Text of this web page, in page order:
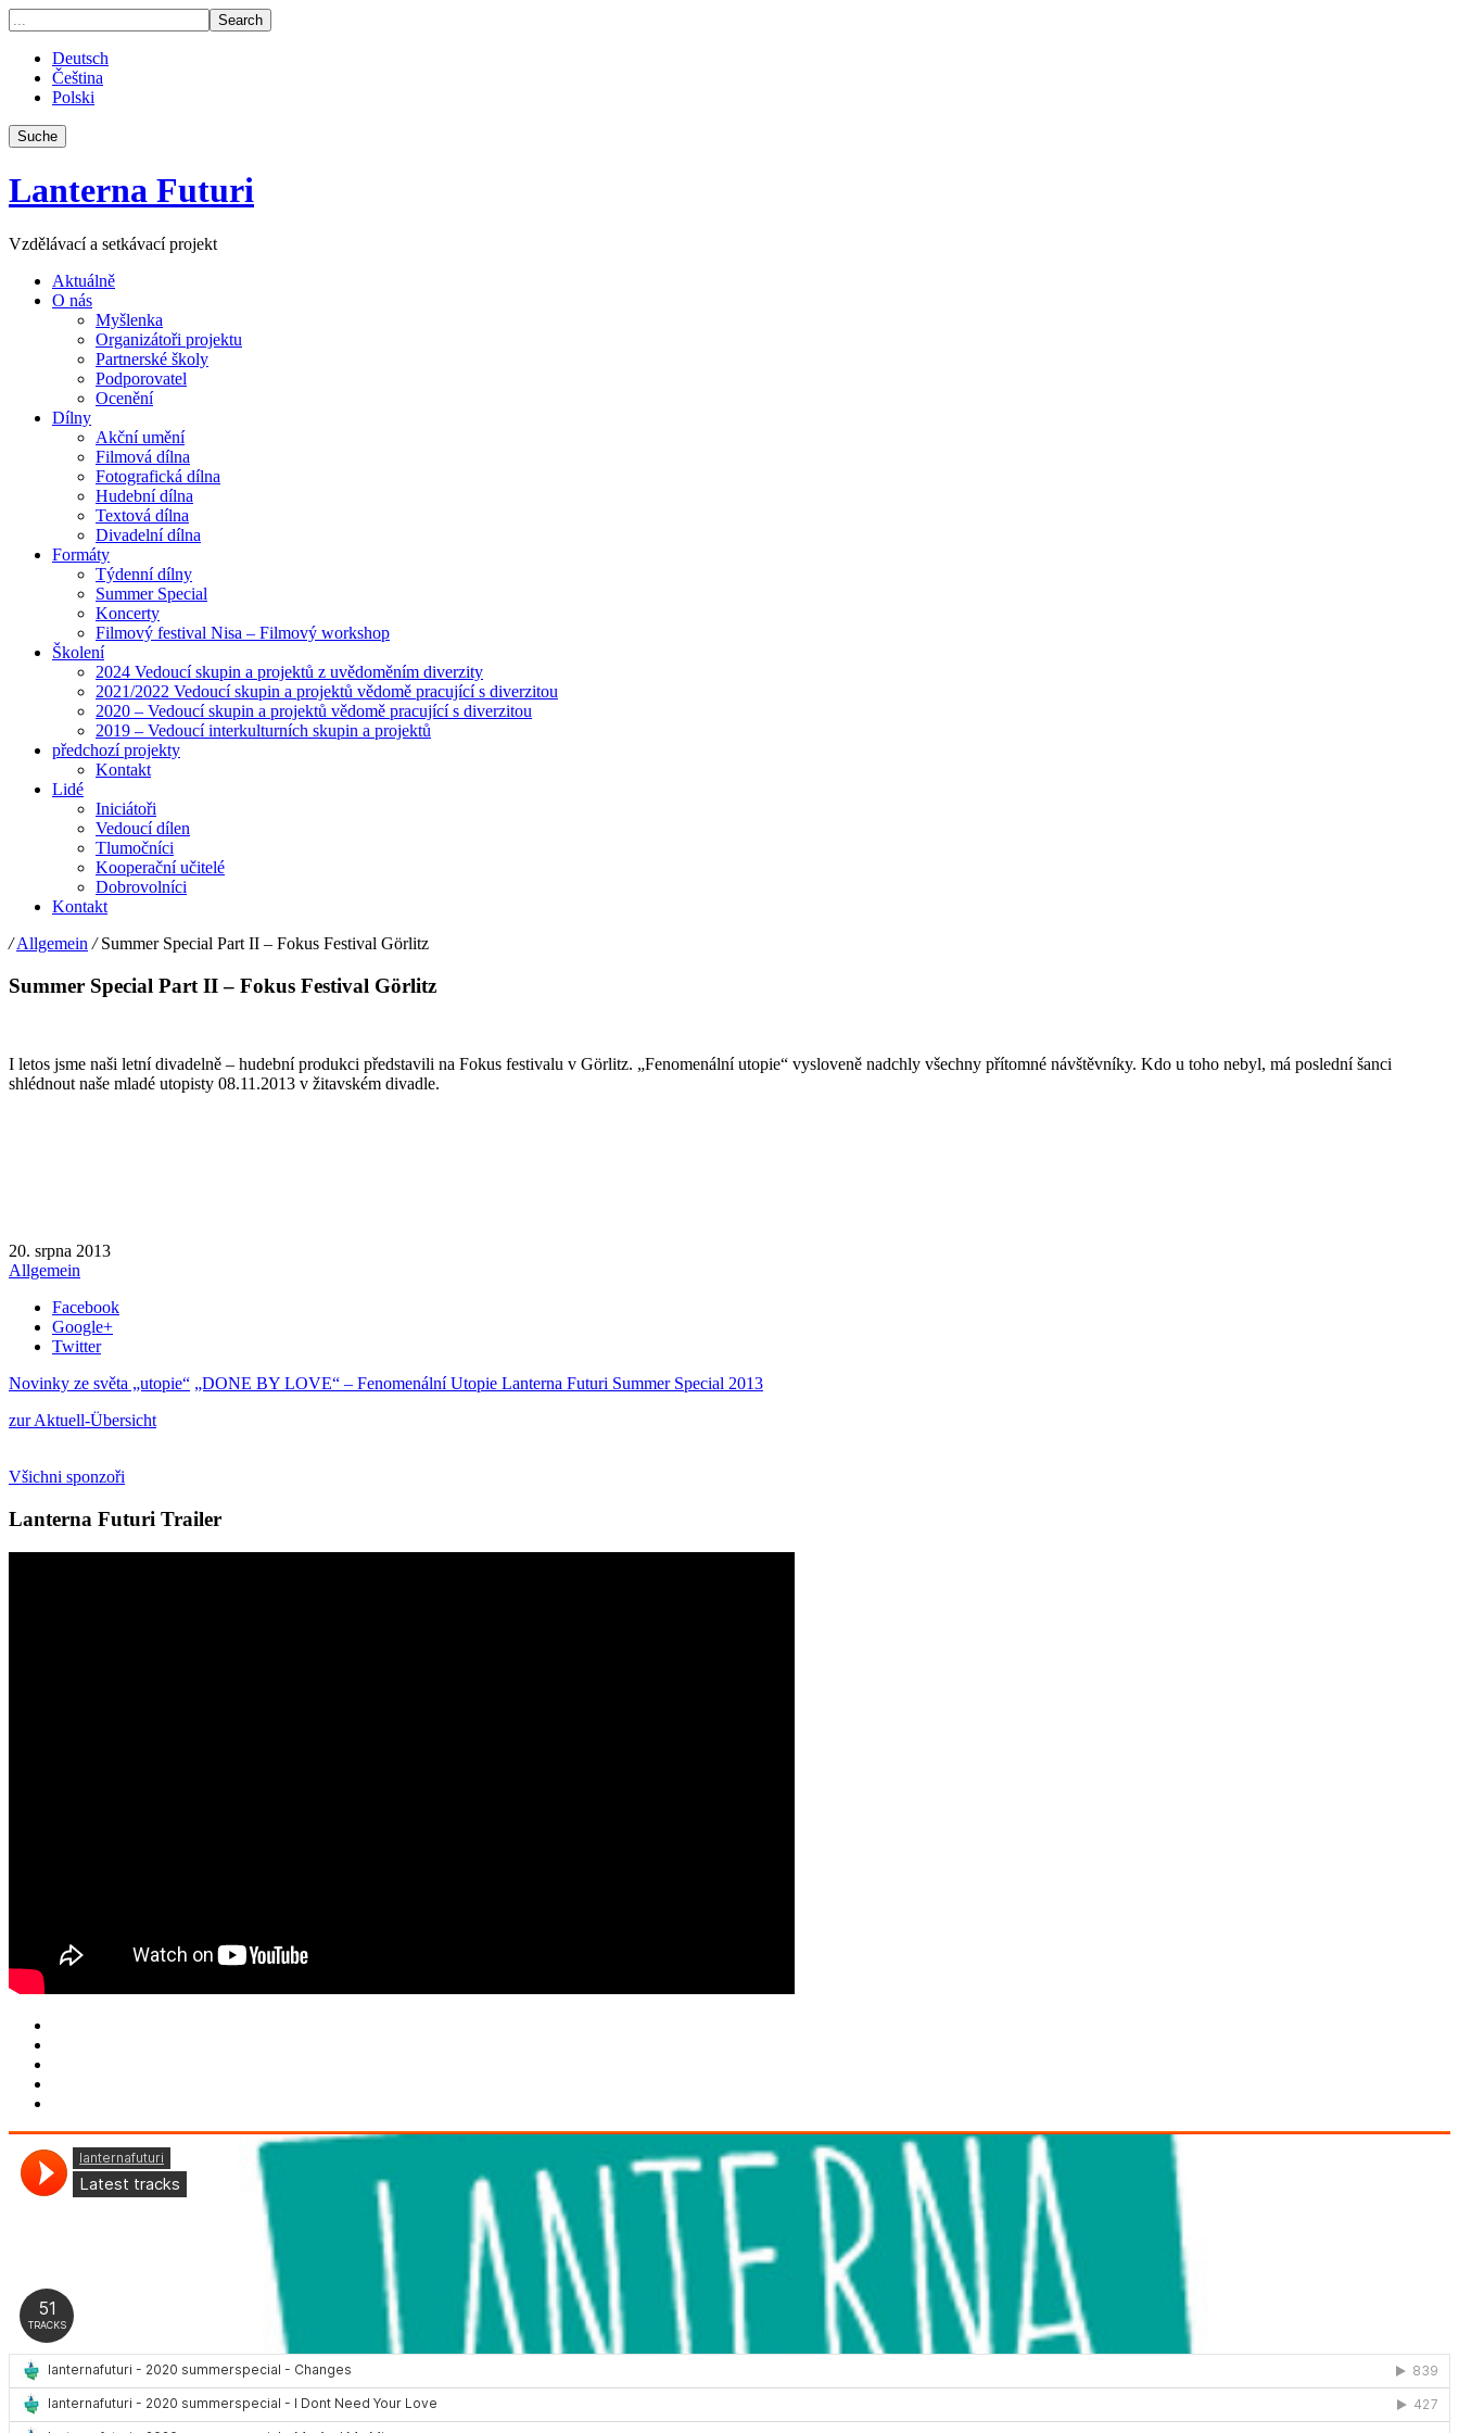
Deutsch
Čeština
Polski
Suche
Lanterna Futuri
Vzdělávací a setkávací projekt
Aktuálně
O nás
Myšlenka
Organizátoři projektu
Partnerské školy
Podporovatel
Ocenění
Dílny
Akční umění
Filmová dílna
Fotografická dílna
Hudební dílna
Textová dílna
Divadelní dílna
Formáty
Týdenní dílny
Summer Special
Koncerty
Filmový festival Nisa – Filmový workshop
Školení
2024 Vedoucí skupin a projektů z uvědoměním diverzity
2021/2022 Vedoucí skupin a projektů vědomě pracující s diverzitou
2020 – Vedoucí skupin a projektů vědomě pracující s diverzitou
2019 – Vedoucí interkulturních skupin a projektů
předchozí projekty
Kontakt
Lidé
Iniciátoři
Vedoucí dílen
Tlumočníci
Kooperační učitelé
Dobrovolníci
Kontakt
/ Allgemein / Summer Special Part II – Fokus Festival Görlitz
Summer Special Part II – Fokus Festival Görlitz
I letos jsme naši letní divadelně – hudební produkci představili na Fokus festivalu v Görlitz. „Fenomenální utopie“ vysloveně nadchly všechny přítomné návštěvníky. Kdo u toho nebyl, má poslední šanci
shlédnout naše mladé utopisty 08.11.2013 v žitavském divadle.
20. srpna 2013
Allgemein
Facebook
Google+
Twitter
Novinky ze světa „utopie“ „DONE BY LOVE“ – Fenomenální Utopie Lanterna Futuri Summer Special 2013
zur Aktuell-Übersicht
Všichni sponzoři
Lanterna Futuri Trailer